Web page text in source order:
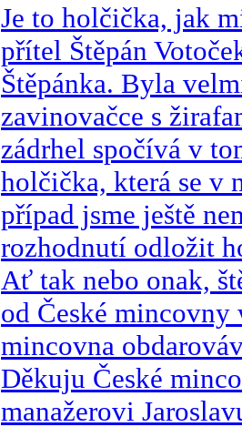
Je to holčička, jak
přítel Štěpán
Štěpánka. Byla
zavinovačce s
zádrhel spočívá v
holčička, která se v
případ jsme ještě
rozhodnutí odložit
Ať tak nebo onak,
od České mincovny
mincovna
Děkuju České
manažerovi